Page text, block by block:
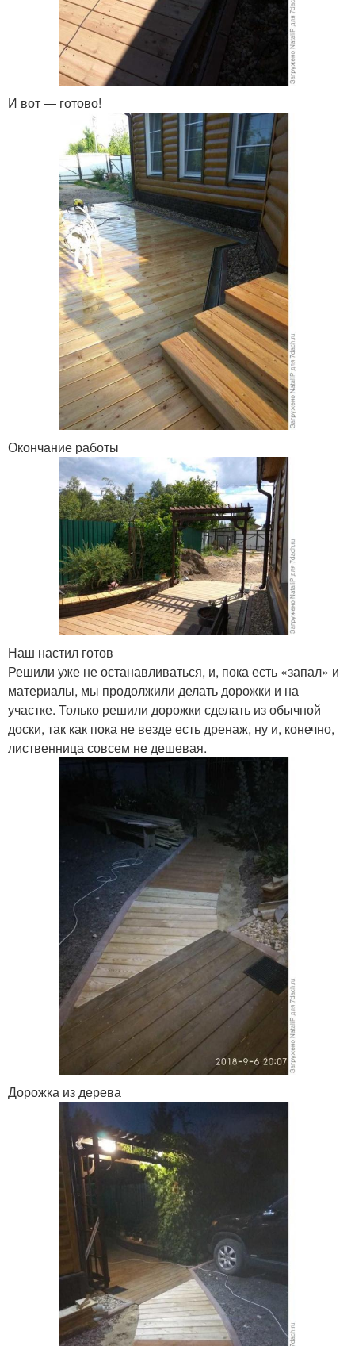
И вот — готово!
Окончание работы
Наш настил готов
Решили уже не останавливаться, и, пока есть «запал» и
материалы, мы продолжили делать дорожки и на
участке. Только решили дорожки сделать из обычной
доски, так как пока не везде есть дренаж, ну и, конечно,
лиственница совсем не дешевая.
Дорожка из дерева